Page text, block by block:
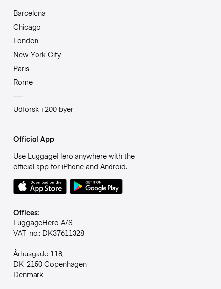
Barcelona
Chicago
London
New York City
Paris
Rome
Udforsk +200 byer
Official App
Use LuggageHero anywhere with the
official app for iPhone and Android.
Offices:
LuggageHero A/S
VAT-no.: DK37611328
Århusgade 118,
DK-2150 Copenhagen
Denmark